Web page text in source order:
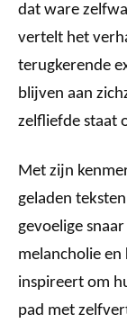
dat ware
vertelt het
terugkerende
blijven aan
zelfliefde staat
Met zijn
geladen
gevoelige
melancholie
inspireert om
pad met